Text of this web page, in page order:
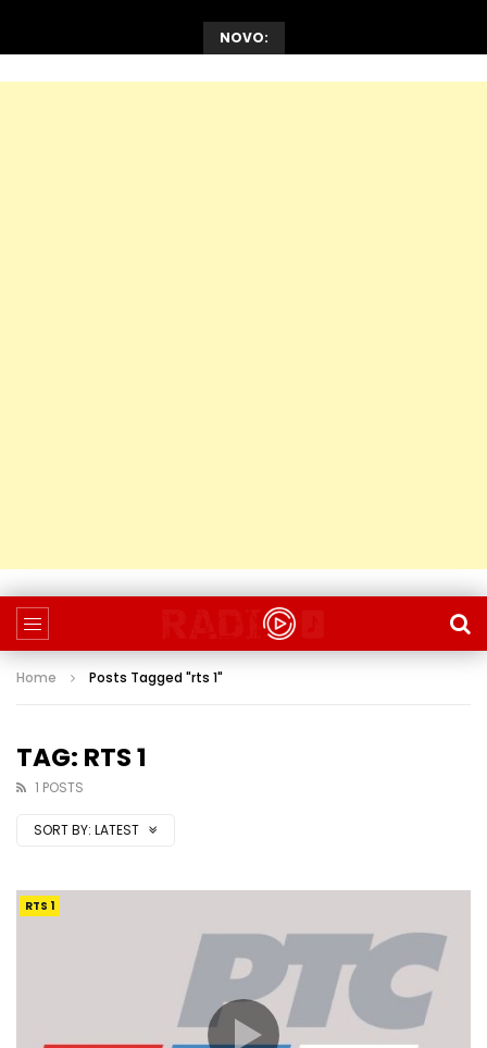
NOVO:
Home Posts Tagged "rts 1"
TAG: RTS 1
1 POSTS
SORT BY: LATEST
RTS 1